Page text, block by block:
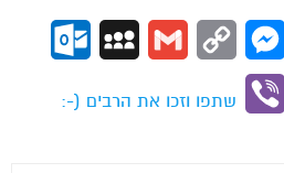
WhatsApp
Messenger
Copy
Gmail
MySpace
Telegram
Viber
שתפו וזכו את הרבים (-: